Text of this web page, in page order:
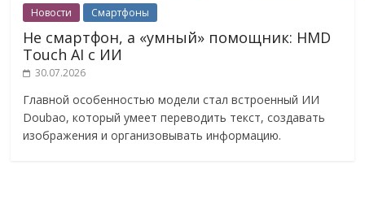
Новости Смартфоны
Не смартфон, а «умный» помощник: HMD
Touch AI с ИИ
30.07.2026
Главной особенностью модели стал встроенный ИИ
Doubao, который умеет переводить текст, создавать
изображения и организовывать информацию.